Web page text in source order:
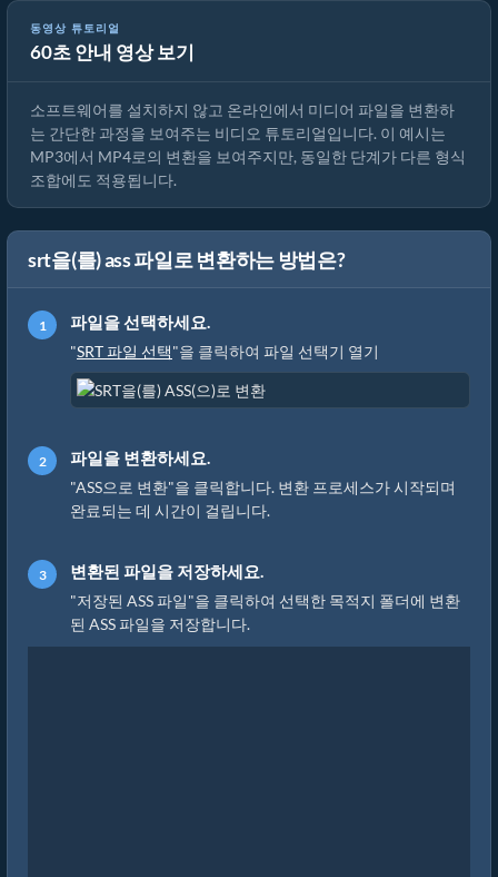
동영상 튜토리얼
60초 안내 영상 보기
미디어 파일 변환 방법
소프트웨어를 설치하지 않고 온라인에서 미디어 파일을 변환하
는 간단한 과정을 보여주는 비디오 튜토리얼입니다. 이 예시는
MP3에서 MP4로의 변환을 보여주지만, 동일한 단계가 다른 형식
조합에도 적용됩니다.
srt을(를) ass 파일로 변환하는 방법은?
파일을 선택하세요.
"SRT 파일 선택"을 클릭하여 파일 선택기 열기
파일을 변환하세요.
"ASS으로 변환"을 클릭합니다. 변환 프로세스가 시작되며
완료되는 데 시간이 걸립니다.
변환된 파일을 저장하세요.
"저장된 ASS 파일"을 클릭하여 선택한 목적지 폴더에 변환
된 ASS 파일을 저장합니다.